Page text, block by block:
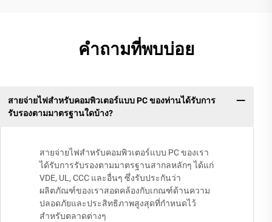
คำถามที่พบบ่อย
สายจ่ายไฟสำหรับคอมพิวเตอร์แบบ PC ของท่านได้รับการ
รับรองตามมาตรฐานใดบ้าง?
สายจ่ายไฟสำหรับคอมพิวเตอร์แบบ PC ของเรา
ได้รับการรับรองตามมาตรฐานสากลหลักๆ ได้แก่
VDE, UL, CCC และอื่นๆ ซึ่งรับประกันว่า
ผลิตภัณฑ์ของเราสอดคล้องกับเกณฑ์ด้านความ
ปลอดภัยและประสิทธิภาพสูงสุดที่กำหนดไว้
สำหรับตลาดต่างๆ